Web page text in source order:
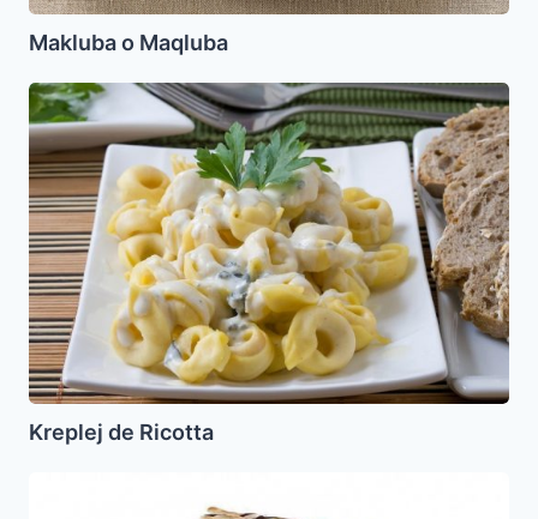
Makluba o Maqluba
Kreplej
de
Ricotta
Kreplej de Ricotta